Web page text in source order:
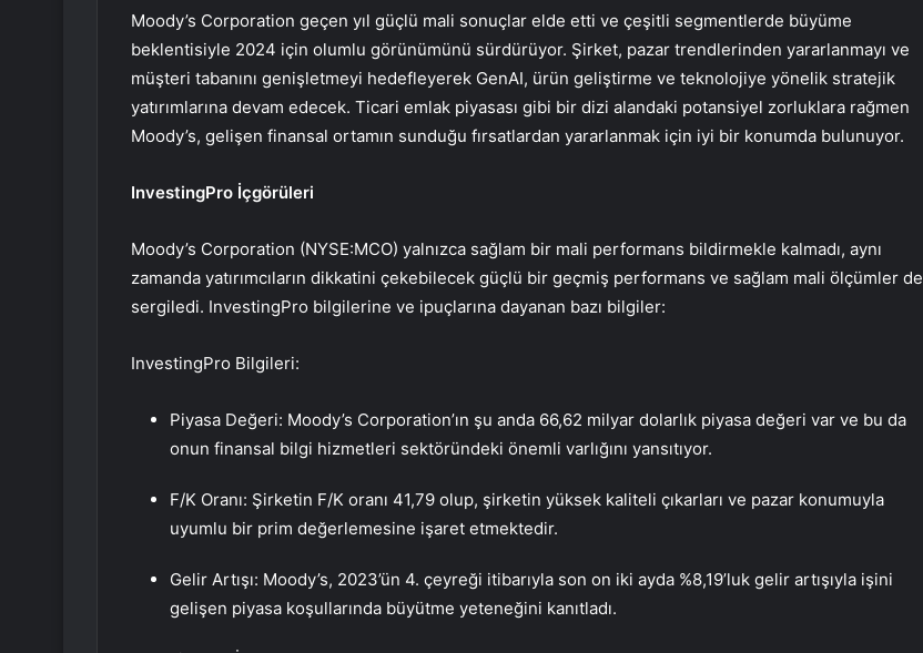
Moody’s Corporation geçen yıl güçlü mali sonuçlar elde etti ve çeşitli segmentlerde büyüme
beklentisiyle 2024 için olumlu görünümünü sürdürüyor. Şirket, pazar trendlerinden yararlanmayı ve
müşteri tabanını genişletmeyi hedefleyerek GenAI, ürün geliştirme ve teknolojiye yönelik stratejik
yatırımlarına devam edecek. Ticari emlak piyasası gibi bir dizi alandaki potansiyel zorluklara rağmen
Moody’s, gelişen finansal ortamın sunduğu fırsatlardan yararlanmak için iyi bir konumda bulunuyor.
InvestingPro İçgörüleri
Moody’s Corporation (NYSE:MCO) yalnızca sağlam bir mali performans bildirmekle kalmadı, aynı
zamanda yatırımcıların dikkatini çekebilecek güçlü bir geçmiş performans ve sağlam mali ölçümler de
sergiledi. InvestingPro bilgilerine ve ipuçlarına dayanan bazı bilgiler:
InvestingPro Bilgileri:
Piyasa Değeri: Moody’s Corporation’ın şu anda 66,62 milyar dolarlık piyasa değeri var ve bu da
onun finansal bilgi hizmetleri sektöründeki önemli varlığını yansıtıyor.
F/K Oranı: Şirketin F/K oranı 41,79 olup, şirketin yüksek kaliteli çıkarları ve pazar konumuyla
uyumlu bir prim değerlemesine işaret etmektedir.
Gelir Artışı: Moody’s, 2023’ün 4. çeyreği itibarıyla son on iki ayda %8,19’luk gelir artışıyla işini
gelişen piyasa koşullarında büyütme yeteneğini kanıtladı.